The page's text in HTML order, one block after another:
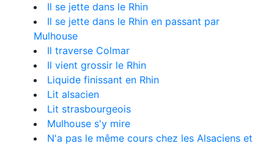
Il se jette dans le Rhin
Il se jette dans le Rhin en passant par
Mulhouse
Il traverse Colmar
Il vient grossir le Rhin
Liquide finissant en Rhin
Lit alsacien
Lit strasbourgeois
Mulhouse s'y mire
N'a pas le même cours chez les Alsaciens et